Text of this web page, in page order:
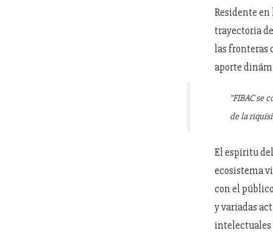
Residente
trayectoria
las fronteras
aporte
"FIBAC se
de la
El espíritu
ecosistema
con el
y variadas
intelectuales